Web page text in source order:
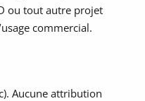
ou tout autre projet
commercial.
Aucune attribution